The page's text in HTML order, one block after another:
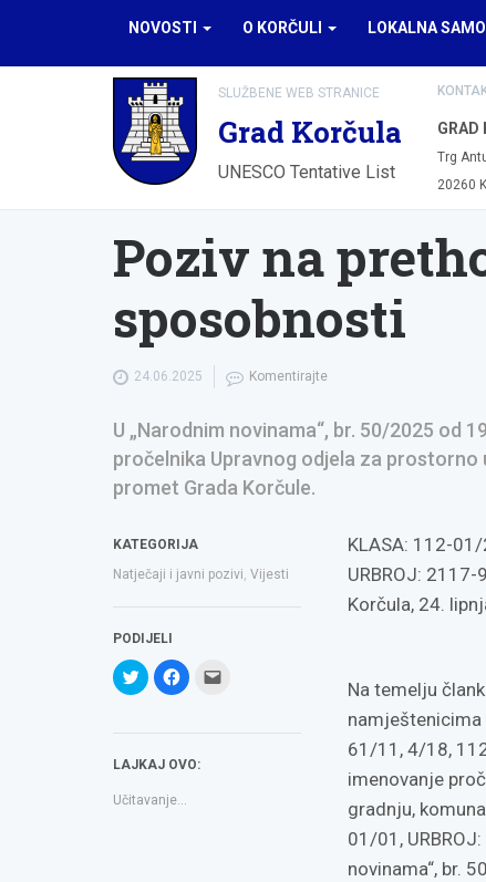
NOVOSTI O KORČULI LOKALNA
SLUŽBENE WEB STRANICE
Grad Korčula
UNESCO Tentative List
GRAD
Trg
20260
Poziv na
sposobnosti
24.06.2025 Komentirajte
U „Narodnim novinama“, br. 50/2025 od
pročelnika Upravnog odjela za
promet Grada Korčule.
KLASA: 112-
URBROJ:
Korčula, 24.
Na temelju
namještenicima
61/11, 4/18,
imenovanje
gradnju,
01/01,
novinama“, br.
KATEGORIJA
Natječaji i javni pozivi, Vijesti
PODIJELI
Podijeli
na
Twitteru
u
prozoru)
Klikom
podijelite
u
prozoru)
to
LAJKAJ OVO:
Učitavanje...